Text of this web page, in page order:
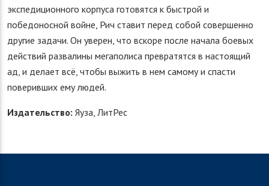
экспедиционного корпуса готовятся к быстрой и
победоносной войне, Рич ставит перед собой совершенно
другие задачи. Он уверен, что вскоре после начала боевых
действий развалины мегаполиса превратятся в настоящий
ад, и делает всё, чтобы выжить в нем самому и спасти
поверивших ему людей.
Издательство: Яуза, ЛитРес